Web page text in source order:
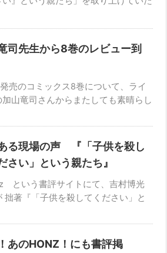
司先生から8巻のレビュー到
売のコミックス8巻について、ライ
加山竜司さんからまたしても素晴らし
る現場の声 『「子供を殺し
さい」という親たち』
という書評サイトにて、吉村博光
拙著『「子供を殺してください」と
あのHONZ！にも書評掲